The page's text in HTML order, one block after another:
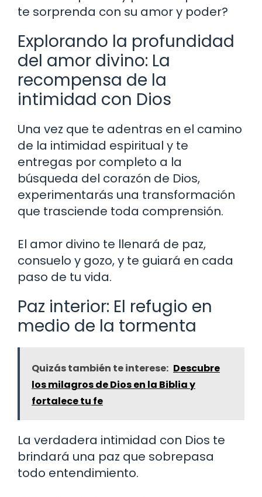
te sorprenda con su amor y poder?
Explorando la profundidad
del amor divino: La
recompensa de la
intimidad con Dios
Una vez que te adentras en el camino
de la intimidad espiritual y te
entregas por completo a la
búsqueda del corazón de Dios,
experimentarás una transformación
que trasciende toda comprensión.
El amor divino te llenará de paz,
consuelo y gozo, y te guiará en cada
paso de tu vida.
Paz interior: El refugio en
medio de la tormenta
Quizás también te interese: Descubre
los milagros de Dios en la Biblia y
fortalece tu fe
La verdadera intimidad con Dios te
brindará una paz que sobrepasa
todo entendimiento.